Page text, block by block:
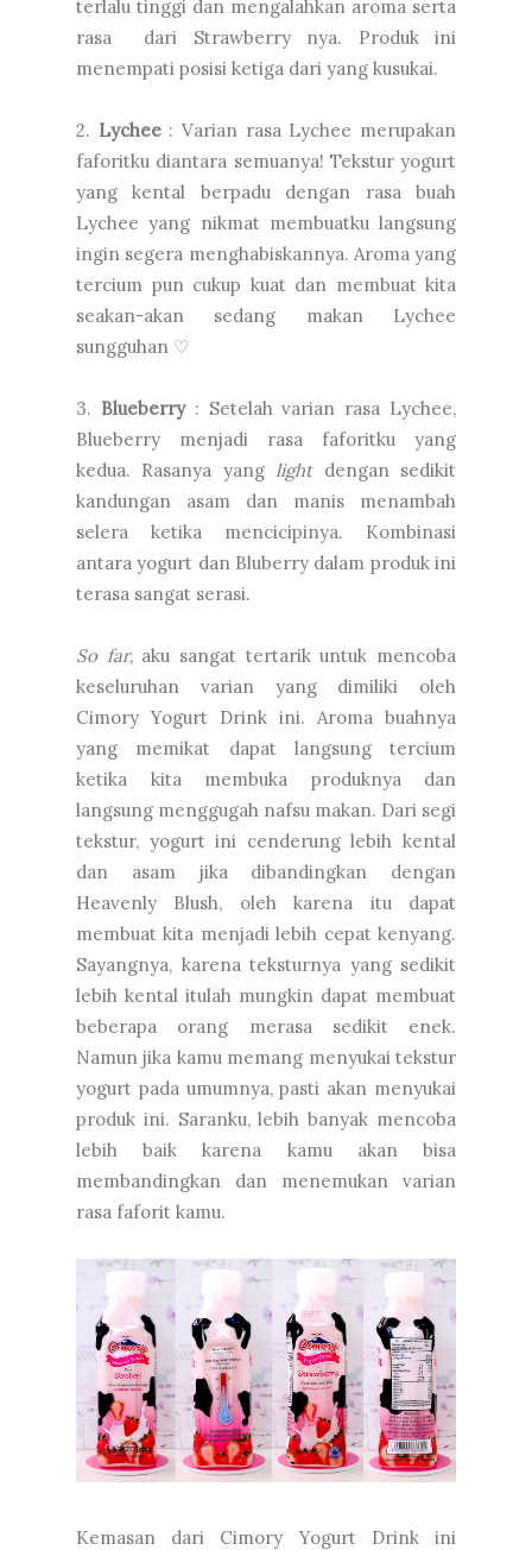
terlalu tinggi dan mengalahkan aroma serta
rasa dari Strawberry nya. Produk ini
menempati posisi ketiga dari yang kusukai.
2. Lychee : Varian rasa Lychee merupakan
faforitku diantara semuanya! Tekstur yogurt
yang kental berpadu dengan rasa buah
Lychee yang nikmat membuatku langsung
ingin segera menghabiskannya. Aroma yang
tercium pun cukup kuat dan membuat kita
seakan-akan sedang makan Lychee
sungguhan ♡
3. Blueberry: Setelah varian rasa Lychee,
Blueberry menjadi rasa faforitku yang
kedua. Rasanya yanglight dengan sedikit
kandungan asam dan manis menambah
selera ketika mencicipinya. Kombinasi
antara yogurt dan Bluberry dalam produk ini
terasa sangat serasi.
So far, aku sangat tertarik untuk mencoba
keseluruhan varian yang dimiliki oleh
Cimory Yogurt Drink ini. Aroma buahnya
yang memikat dapat langsung tercium
ketika kita membuka produknya dan
langsung menggugah nafsu makan. Dari segi
tekstur, yogurt ini cenderung lebih kental
dan asam jika dibandingkan dengan
Heavenly Blush, oleh karena itu dapat
membuat kita menjadi lebih cepat kenyang.
Sayangnya, karena teksturnya yang sedikit
lebih kental itulah mungkin dapat membuat
beberapa orang merasa sedikit enek.
Namun jika kamu memang menyukai tekstur
yogurt pada umumnya, pasti akan menyukai
produk ini. Saranku, lebih banyak mencoba
lebih baik karena kamu akan bisa
membandingkan dan menemukan varian
rasa faforit kamu.
Kemasan dari Cimory Yogurt Drink ini